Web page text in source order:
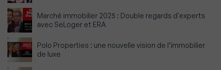
Marché immobilier 2025 : Double regards d'experts
avec SeLoger et ERA
Polo Properties : une nouvelle vision de l’immobilier
de luxe